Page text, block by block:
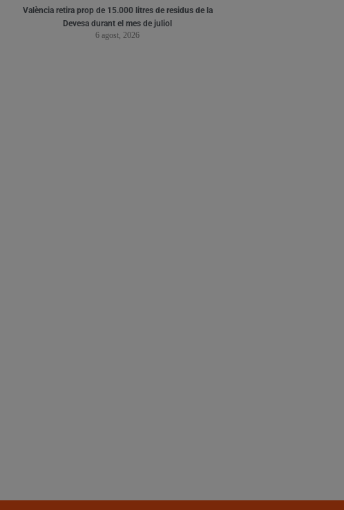
València retira prop de 15.000 litres de residus de la
Devesa durant el mes de juliol
6 agost, 2026